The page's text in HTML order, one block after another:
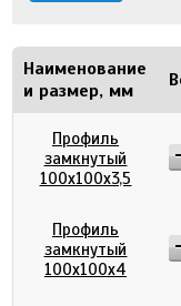
Наименование
и размер, мм
Профиль
замкнутый
100х100х3,5
Профиль
замкнутый
100х100х4